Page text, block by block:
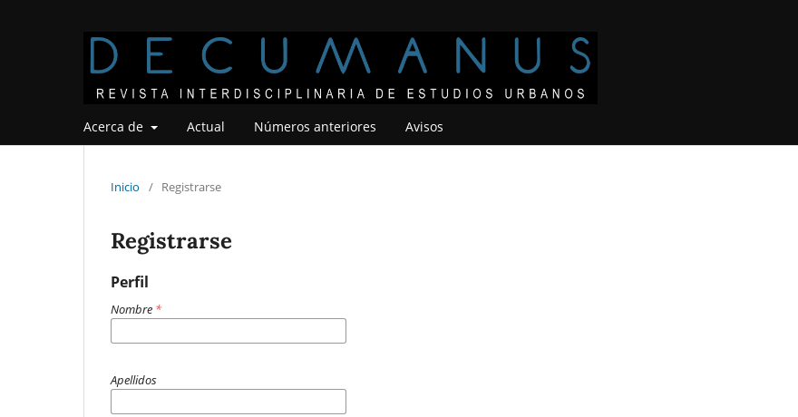
Acerca de Actual Números anteriores Avisos
Inicio / Registrarse
Registrarse
Perfil
Nombre *
Apellidos